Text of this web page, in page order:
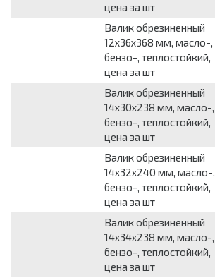
цена за шт
Валик обрезиненный
12x36x368 мм, масло-,
бензо-, теплостойкий,
цена за шт
Валик обрезиненный
14x30x238 мм, масло-,
бензо-, теплостойкий,
цена за шт
Валик обрезиненный
14x32x240 мм, масло-,
бензо-, теплостойкий,
цена за шт
Валик обрезиненный
14x34x238 мм, масло-,
бензо-, теплостойкий,
цена за шт